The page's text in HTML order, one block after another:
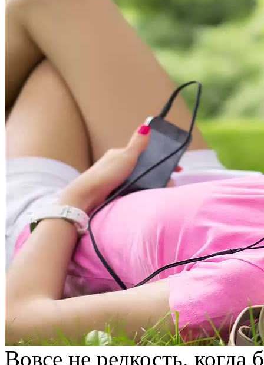
Вовсе не редкость, когда